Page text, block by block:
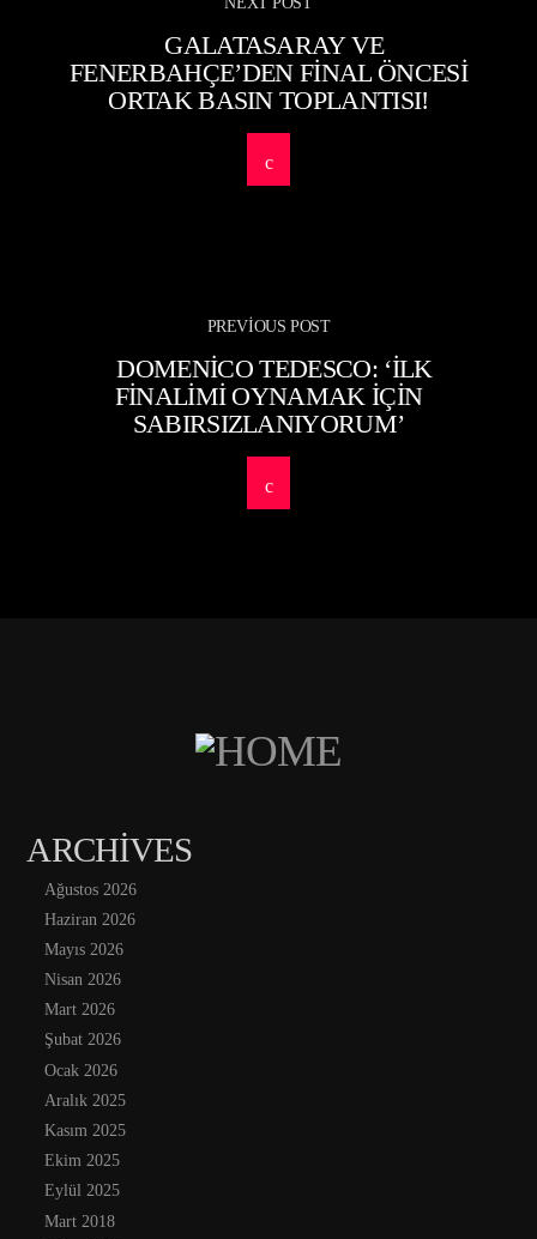
GALATASARAY VE
FENERBAHÇE’DEN FINAL ÖNCESI
ORTAK BASIN TOPLANTISI!
PREVIOUS POST
DOMENICO TEDESCO: ‘İLK
FINALIMI OYNAMAK IÇIN
SABIRSIZLANIYORUM’
ARCHIVES
Ağustos 2026
Haziran 2026
Mayıs 2026
Nisan 2026
Mart 2026
Şubat 2026
Ocak 2026
Aralık 2025
Kasım 2025
Ekim 2025
Eylül 2025
Mart 2018